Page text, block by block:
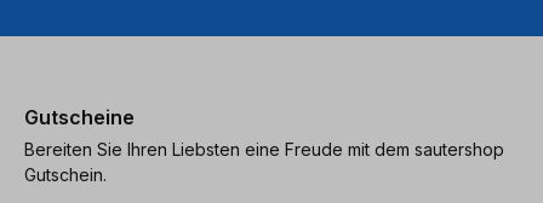
Gutscheine
Bereiten Sie Ihren Liebsten eine Freude mit dem sautershop
Gutschein.